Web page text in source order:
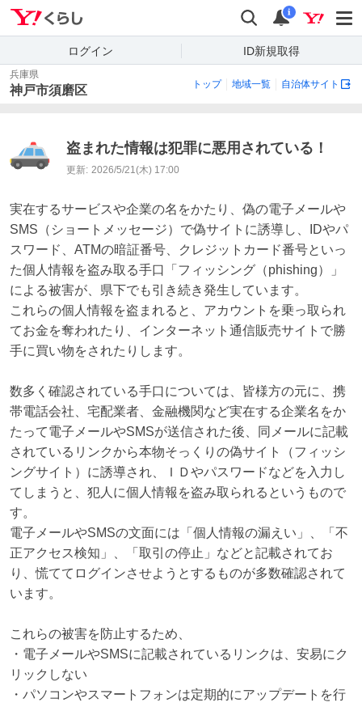
検索 通知
i
ログイン ID新規取得
兵庫県
神戸市須磨区 トップ 地域一覧 自治体サイト
盗まれた情報は犯罪に悪用されている！
更新: 2026/5/21(木) 17:00
実在するサービスや企業の名をかたり、偽の電子メールや
SMS（ショートメッセージ）で偽サイトに誘導し、IDやパ
スワード、ATMの暗証番号、クレジットカード番号といっ
た個人情報を盗み取る手口「フィッシング（phishing）」
による被害が、県下でも引き続き発生しています。
これらの個人情報を盗まれると、アカウントを乗っ取られ
てお金を奪われたり、インターネット通信販売サイトで勝
手に買い物をされたりします。
数多く確認されている手口については、皆様方の元に、携
帯電話会社、宅配業者、金融機関など実在する企業名をか
たって電子メールやSMSが送信された後、同メールに記載
されているリンクから本物そっくりの偽サイト（フィッシ
ングサイト）に誘導され、ＩＤやパスワードなどを入力し
てしまうと、犯人に個人情報を盗み取られるというもので
す。
電子メールやSMSの文面には「個人情報の漏えい」、「不
正アクセス検知」、「取引の停止」などと記載されてお
り、慌ててログインさせようとするものが多数確認されて
います。
これらの被害を防止するため、
・電子メールやSMSに記載されているリンクは、安易にク
リックしない
・パソコンやスマートフォンは定期的にアップデートを行